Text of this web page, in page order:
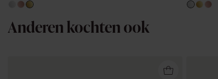
Anderen kochten ook